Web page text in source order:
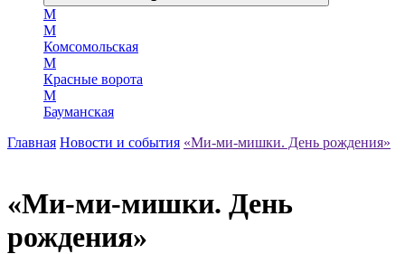
М
М
Комсомольская
М
Красные ворота
М
Бауманская
Главная Новости и события «Ми-ми-мишки. День рождения»
«Ми-ми-мишки. День
рождения»